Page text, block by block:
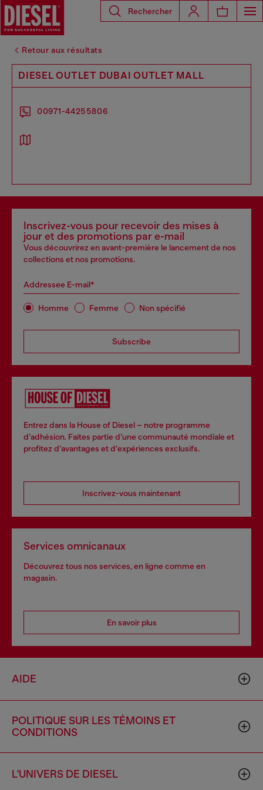
Rechercher
Retour aux résultats
DIESEL OUTLET DUBAI OUTLET MALL
00971-44255806
Inscrivez-vous pour recevoir des mises à
jour et des promotions par e-mail
Vous découvrirez en avant-première le lancement de nos
collections et nos promotions.
Addressee E-mail*
Homme Femme Non spécifié
Subscribe
Entrez dans la House of Diesel – notre programme
d’adhésion. Faites partie d’une communauté mondiale et
profitez d’avantages et d’expériences exclusifs.
Inscrivez-vous maintenant
Services omnicanaux
Découvrez tous nos services, en ligne comme en
magasin.
En savoir plus
AIDE
POLITIQUE SUR LES TÉMOINS ET
CONDITIONS
L'UNIVERS DE DIESEL